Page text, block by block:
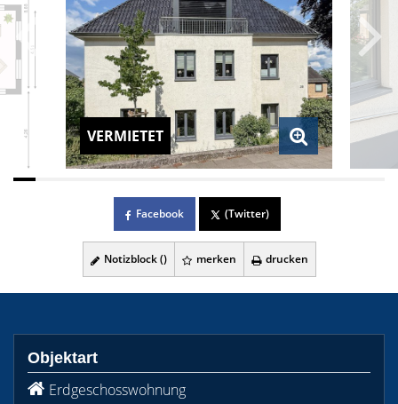
VERMIETET
Facebook (Twitter)
Notizblock () merken drucken
Objektart
Erdgeschosswohnung